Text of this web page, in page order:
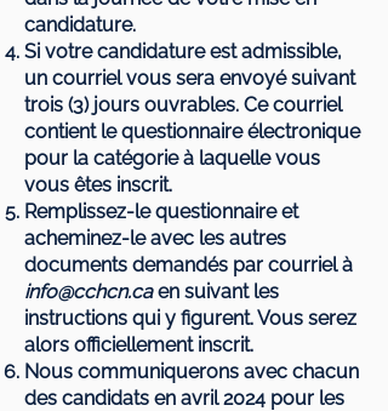
candidature.
Si votre candidature est admissible,
un courriel vous sera envoyé suivant
trois (3) jours ouvrables. Ce courriel
contient le questionnaire électronique
pour la catégorie à laquelle vous
vous êtes inscrit.
Remplissez-le questionnaire et
acheminez-le avec les autres
documents demandés par courriel à
info@cchcn.caen suivant les
instructions qui y figurent. Vous serez
alors officiellement inscrit.
Nous communiquerons avec chacun
des candidats en avril 2024 pour les